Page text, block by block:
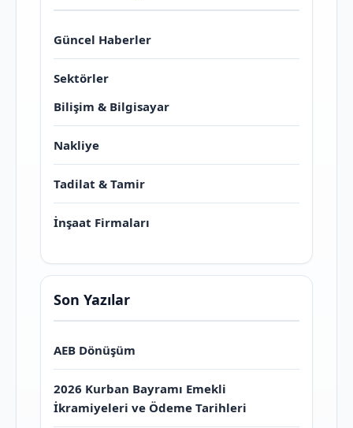
Güncel Haberler
Sektörler
Bilişim & Bilgisayar
Nakliye
Tadilat & Tamir
İnşaat Firmaları
Son Yazılar
AEB Dönüşüm
2026 Kurban Bayramı Emekli
İkramiyeleri ve Ödeme Tarihleri